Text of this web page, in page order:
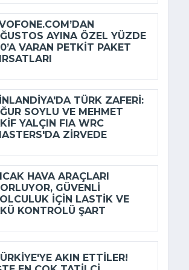
AYINA ÖZEL YÜZDE
VARAN PETKIT PAKET
TÜRK ZAFERI:
SOYLU VE MEHMET
YALÇIN FIA WRC
ZIRVEDE
HAVA ARAÇLARI
GÜVENLI
IÇIN LASTIK VE
KONTROLÜ ŞART
AKIN ETTILER!